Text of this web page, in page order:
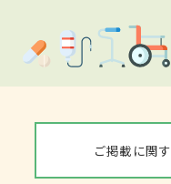
ご掲載に関